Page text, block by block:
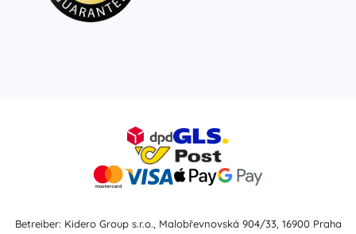
Betreiber: Kidero Group s.r.o., Malobřevnovská 904/33, 16900 Praha